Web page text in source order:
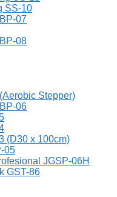
SS-10
07
08
Stepper)
06
(D30 x 100cm)
05
JGSP-06H
GST-86